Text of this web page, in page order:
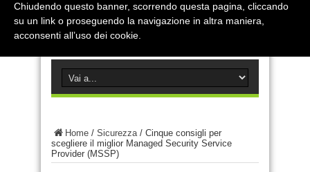
Home / Sicurezza/ Cinque consigli per
scegliere il miglior Managed Security Service
Provider (MSSP)
Chiudendo questo banner, scorrendo questa pagina, cliccando
su un link o proseguendo la navigazione in altra maniera,
acconsenti all’uso dei cookie.